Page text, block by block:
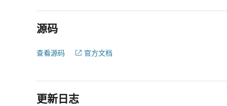
源码
查看源码 官方文档
更新日志